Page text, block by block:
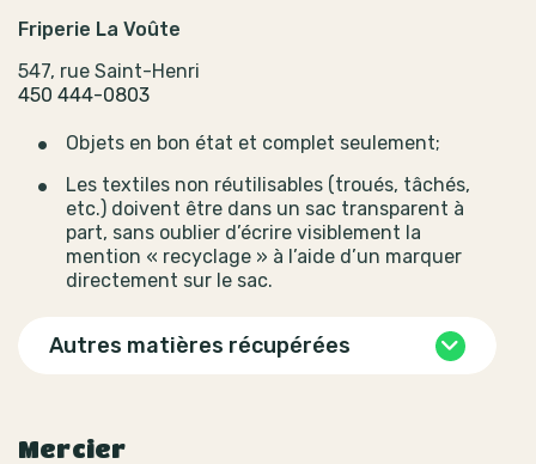
Friperie La Voûte
547, rue Saint-Henri
450 444-0803
Objets en bon état et complet seulement;
Les textiles non réutilisables (troués, tâchés,
etc.) doivent être dans un sac transparent à
part, sans oublier d’écrire visiblement la
mention « recyclage » à l’aide d’un marquer
directement sur le sac.
Autres matières récupérées
Mercier